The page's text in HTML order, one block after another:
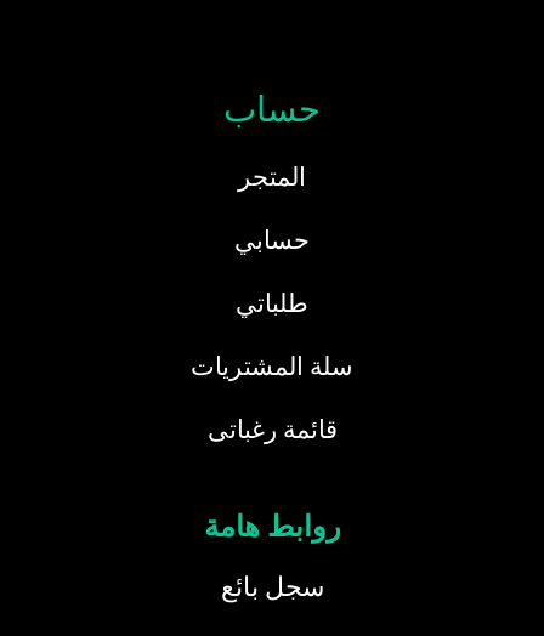
حساب
المتجر
حسابي
طلباتي
سلة المشتريات
قائمة رغباتى
روابط هامة
سجل بائع